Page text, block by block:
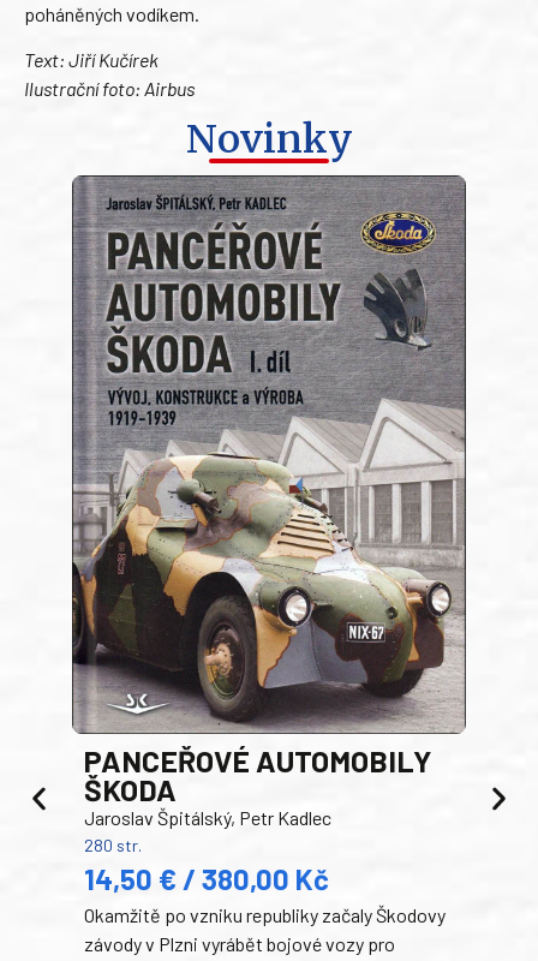
poháněných vodíkem.
Text: Jiří Kučírek
Ilustrační foto: Airbus
Novinky
PANCEŘOVÉ AUTOMOBILY
ŠKODA
Jaroslav Špitálský, Petr Kadlec
280 str.
14,50 € / 380,00 Kč
Okamžitě po vzniku republiky začaly Škodovy
závody v Plzni vyrábět bojové vozy pro